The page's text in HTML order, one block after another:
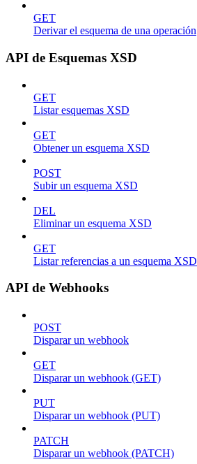
GET
Derivar el esquema de una operación
API de Esquemas XSD
GET
Listar esquemas XSD
GET
Obtener un esquema XSD
POST
Subir un esquema XSD
DEL
Eliminar un esquema XSD
GET
Listar referencias a un esquema XSD
API de Webhooks
POST
Disparar un webhook
GET
Disparar un webhook (GET)
PUT
Disparar un webhook (PUT)
PATCH
Disparar un webhook (PATCH)